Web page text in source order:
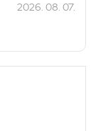
2026. 08. 07.